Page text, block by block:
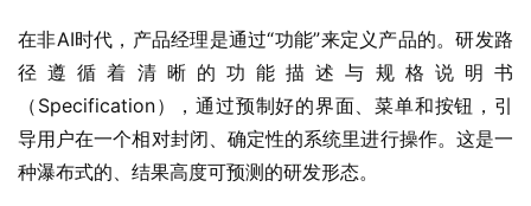
在非AI时代，产品经理是通过“功能”来定义产品的。研发路
径遵循着清晰的功能描述与规格说明书
（Specification），通过预制好的界面、菜单和按钮，引
导用户在一个相对封闭、确定性的系统里进行操作。这是一
种瀑布式的、结果高度可预测的研发形态。